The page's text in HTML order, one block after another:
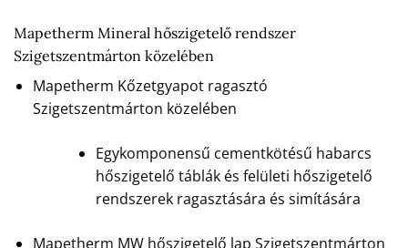
Mapetherm Mineral hőszigetelő rendszer
Szigetszentmárton közelében
Mapetherm Kőzetgyapot ragasztó
Szigetszentmárton közelében
Egykomponensű cementkötésű habarcs
hőszigetelő táblák és felületi hőszigetelő
rendszerek ragasztására és simítására
Mapetherm MW hőszigetelő lap Szigetszentmárton